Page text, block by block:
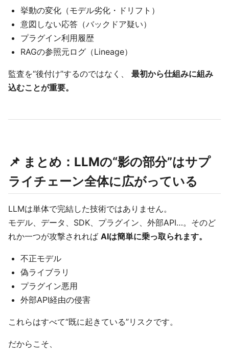
挙動の変化（モデル劣化・ドリフト）
意図しない応答（バックドア疑い）
プラグイン利用履歴
RAGの参照元ログ（Lineage）
監査を“後付け”するのではなく、 最初から仕組みに組み
込むことが重要。
📌 まとめ：LLMの“影の部分”はサプ
ライチェーン全体に広がっている
LLMは単体で完結した技術ではありません。
モデル、データ、SDK、プラグイン、外部API…。そのど
れか一つが攻撃されれば AIは簡単に乗っ取られます。
不正モデル
偽ライブラリ
プラグイン悪用
外部API経由の侵害
これらはすべて“既に起きている”リスクです。
だからこそ、